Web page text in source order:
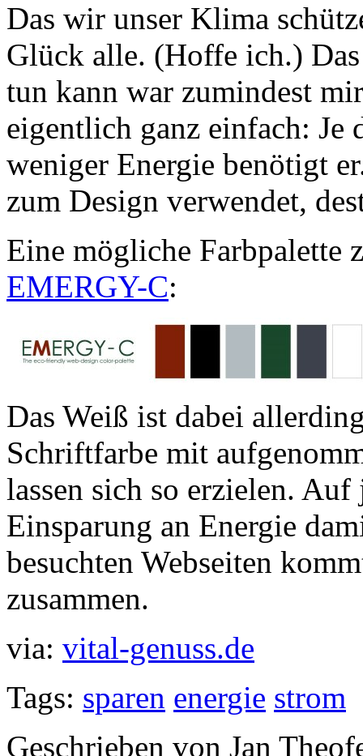
Das wir unser Klima
Glück alle. (Hoffe ich.)
tun kann war zumindest
eigentlich ganz einfach:
weniger Energie benötigt
zum Design verwendet,
Eine mögliche Farbpalette
EMERGY-C:
Das Weiß ist dabei
Schriftfarbe mit
lassen sich so erzielen.
Einsparung an Energie
besuchten Webseiten
zusammen.
via: vital-genuss.de
Tags: sparen energie strom
Geschrieben von Jan